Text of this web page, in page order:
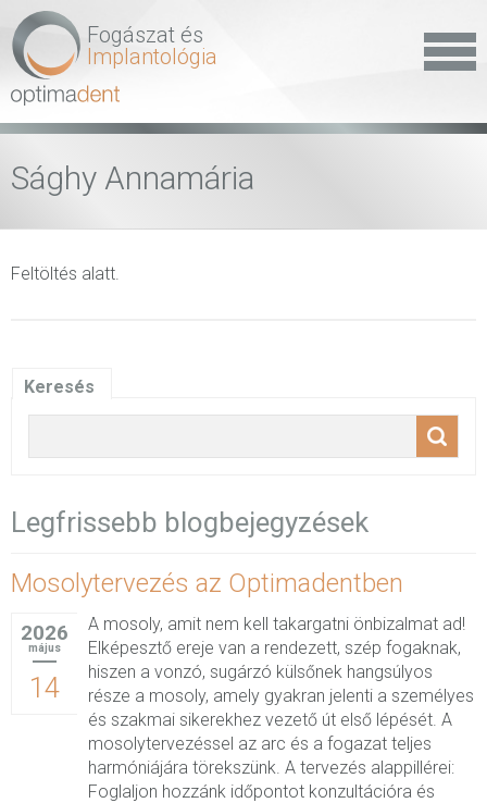
Fogászat és
Implantológia
Sághy Annamária
Feltöltés alatt.
Keresés
Legfrissebb blogbejegyzések
Mosolytervezés az Optimadentben
2026
május
14
A mosoly, amit nem kell takargatni önbizalmat ad!
Elképesztő ereje van a rendezett, szép fogaknak,
hiszen a vonzó, sugárzó külsőnek hangsúlyos
része a mosoly, amely gyakran jelenti a személyes
és szakmai sikerekhez vezető út első lépését. A
mosolytervezéssel az arc és a fogazat teljes
harmóniájára törekszünk. A tervezés alappillérei:
Foglaljon hozzánk időpontot konzultációra és